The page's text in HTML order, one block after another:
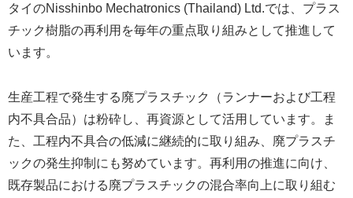
タイのNisshinbo Mechatronics (Thailand) Ltd.では、プラス
チック樹脂の再利用を毎年の重点取り組みとして推進して
います。
生産工程で発生する廃プラスチック（ランナーおよび工程
内不具合品）は粉砕し、再資源として活用しています。ま
た、工程内不具合の低減に継続的に取り組み、廃プラスチ
ックの発生抑制にも努めています。再利用の推進に向け、
既存製品における廃プラスチックの混合率向上に取り組む